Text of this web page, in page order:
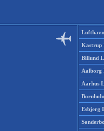
Kastrup
Billund
Aalborg
Aarhus
Esbjerg